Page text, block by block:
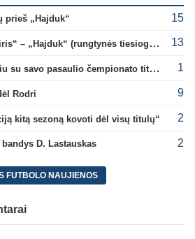
prieš „Hajduk“ 15
Konferencijų lyga: „Žalgiris“ – „Hajduk“ (rungtynės tiesiogiai) 13
B. Mendy: „Darau ką noriu su savo pasaulio čempionato titulu“ 1
Rodri 9
kitą sezoną kovoti dėl visų titulų“ 2
D. Lastauskas 2
FUTBOLO NAUJIENOS